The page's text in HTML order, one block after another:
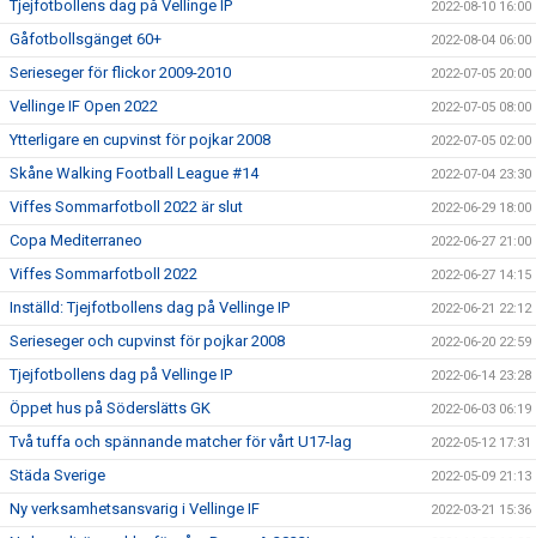
Tjejfotbollens dag på Vellinge IP 2022-08-10 16:00
Gåfotbollsgänget 60+ 2022-08-04 06:00
Serieseger för flickor 2009-2010 2022-07-05 20:00
Vellinge IF Open 2022 2022-07-05 08:00
Ytterligare en cupvinst för pojkar 2008 2022-07-05 02:00
Skåne Walking Football League #14 2022-07-04 23:30
Viffes Sommarfotboll 2022 är slut 2022-06-29 18:00
Copa Mediterraneo 2022-06-27 21:00
Viffes Sommarfotboll 2022 2022-06-27 14:15
Inställd: Tjejfotbollens dag på Vellinge IP 2022-06-21 22:12
Serieseger och cupvinst för pojkar 2008 2022-06-20 22:59
Tjejfotbollens dag på Vellinge IP 2022-06-14 23:28
Öppet hus på Söderslätts GK 2022-06-03 06:19
Två tuffa och spännande matcher för vårt U17-lag 2022-05-12 17:31
Städa Sverige 2022-05-09 21:13
Ny verksamhetsansvarig i Vellinge IF 2022-03-21 15:36